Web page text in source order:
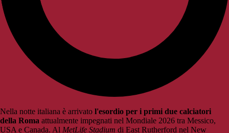
Nella notte italiana è arrivato l'esordio per i primi due calciatori
della Roma attualmente impegnati nel Mondiale 2026 tra Messico,
USA e Canada. Al MetLife Stadium di East Rutherford nel New